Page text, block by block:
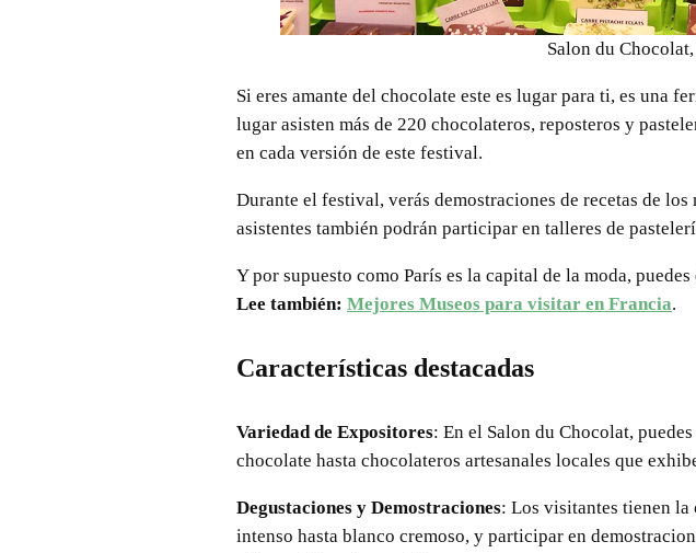
Salon du
Si eres amante del chocolate este es lugar para ti, es una
lugar asisten más de 220 chocolateros, reposteros y
en cada versión de este festival.
Durante el festival, verás demostraciones de recetas de
asistentes también podrán participar en talleres de
Y por supuesto como París es la capital de la moda,
Lee también: Mejores Museos para visitar en Francia.
Características destacadas
Variedad de Expositores: En el Salon du Chocolat,
chocolate hasta chocolateros artesanales locales que
Degustaciones y Demostraciones: Los visitantes tienen la
intenso hasta blanco cremoso, y participar en